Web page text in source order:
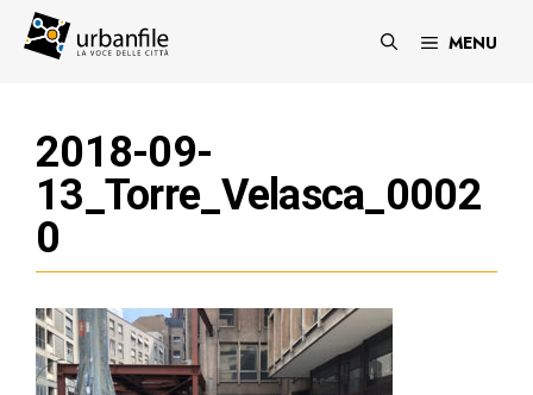
MENU
2018-09-
13_Torre_Velasca_0002
0